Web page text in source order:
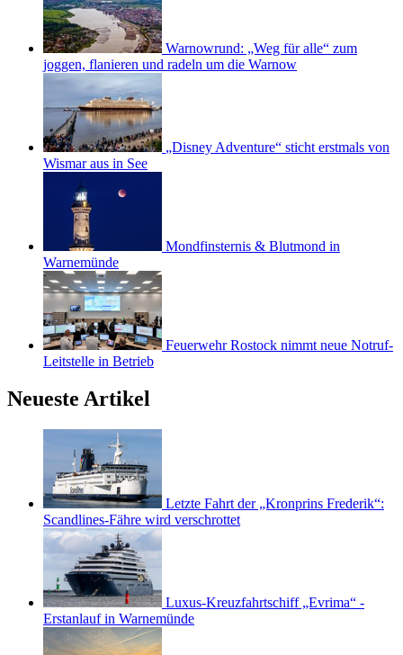
Warnowrund: „Weg für alle“ zum
joggen, flanieren und radeln um die Warnow
„Disney Adventure“ sticht erstmals von
Wismar aus in See
Mondfinsternis & Blutmond in
Warnemünde
Feuerwehr Rostock nimmt neue Notruf-
Leitstelle in Betrieb
Neueste Artikel
Letzte Fahrt der „Kronprins Frederik“:
Scandlines-Fähre wird verschrottet
Luxus-Kreuzfahrtschiff „Evrima“ -
Erstanlauf in Warnemünde